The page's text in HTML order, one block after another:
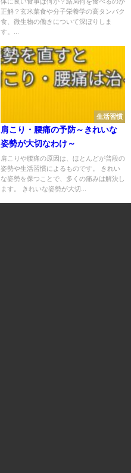
正解？玄米菜食や分子栄養学の高タンパク
食、微生物の働きについて深ぼりしま
す。...
生活習慣
肩こり・腰痛の予防～きれいな
姿勢が大切なわけ～
肩こりや腰痛の原因は、ほとんどが普段の
姿勢や生活習慣によるものです。 きれい
な姿勢を保つことで、多くの痛みは解決し
ます。 きれいな姿勢が大切...